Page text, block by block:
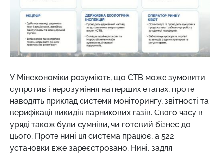
У Мінекономіки розуміють, що СТВ може зумовити
супротив і нерозуміння на перших етапах, проте
наводять приклад системи моніторингу, звітності та
верифікації викидів парникових газів. Свого часу в
уряді також були сумніви, чи готовий бізнес до
цього. Проте нині ця система працює, а 522
установки вже зареєстровано. Нині, задля